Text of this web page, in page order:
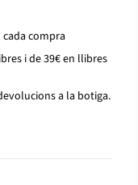
compra
i de 39€ en llibres
a la botiga.